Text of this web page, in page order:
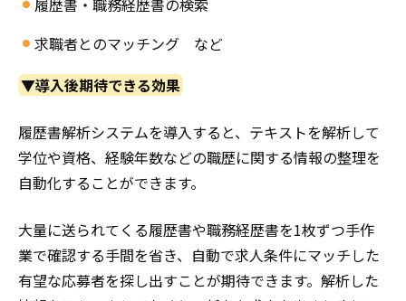
履歴書・職務経歴書の検索
求職者とのマッチング など
▼導入後期待できる効果
履歴書解析システムを導入すると、テキストを解析して
学位や資格、経験年数などの職歴に関する情報の整理を
自動化することができます。
大量に送られてくる履歴書や職務経歴書を1枚ずつ手作
業で確認する手間を省き、自動で求人条件にマッチした
有望な応募者を探し出すことが期待できます。解析した